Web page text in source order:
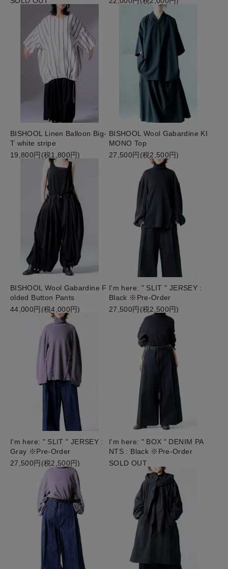
BISHOOL Linen Balloon Big-
T white stripe
19,800円(税1,800円)
BISHOOL Wool Gabardine KI
MONO Top
27,500円(税2,500円)
BISHOOL Wool Gabardine F
olded Button Pants
44,000円(税4,000円)
I'm here: " SLIT " JERSEY :
Black ※Pre-Order
27,500円(税2,500円)
I'm here: " SLIT " JERSEY :
Gray ※Pre-Order
27,500円(税2,500円)
I'm here: " BOX " DENIM PA
NTS : Black ※Pre-Order
SOLD OUT